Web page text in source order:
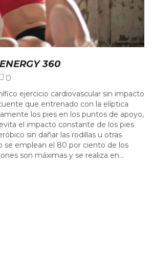
360
0
ejercicio cardiovascular sin impacto
que entrenado con la elíptica
los pies en los puntos de apoyo,
el impacto constante de los pies
sin dañar las rodillas u otras
se emplean el 80 por ciento de los
son máximas y se realiza en...